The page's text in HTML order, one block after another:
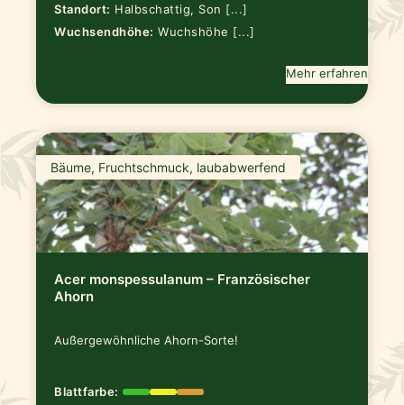
Standort: Halbschattig, Son [...]
Wuchsendhöhe: Wuchshöhe [...]
Mehr erfahren
Bäume, Fruchtschmuck, laubabwerfend
Acer monspessulanum – Französischer
Ahorn
Außergewöhnliche Ahorn-Sorte!
Blattfarbe: